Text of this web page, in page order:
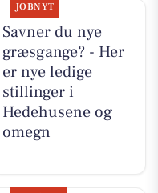
JOBNYT
Savner du nye
græsgange? - Her
er nye ledige
stillinger i
Hedehusene og
omegn